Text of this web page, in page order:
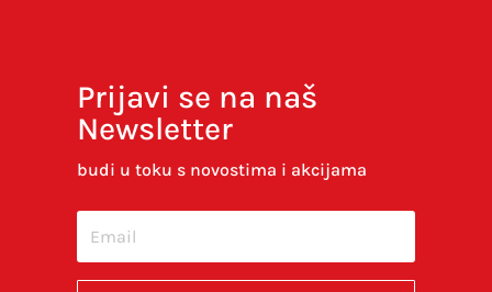
Spremi moje ime, e-poštu i web-stranicu u
budem komentirao.
Prijavi se na naš
Newsletter
budi u toku s novostima i akcijama